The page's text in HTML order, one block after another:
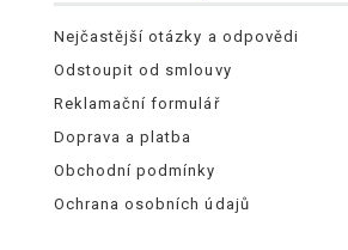
Nejčastější otázky a odpovědi
Odstoupit od smlouvy
Reklamační formulář
Doprava a platba
Obchodní podmínky
Ochrana osobních údajů